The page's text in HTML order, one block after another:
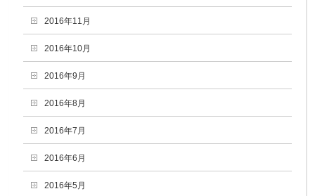
2016年11月
2016年10月
2016年9月
2016年8月
2016年7月
2016年6月
2016年5月